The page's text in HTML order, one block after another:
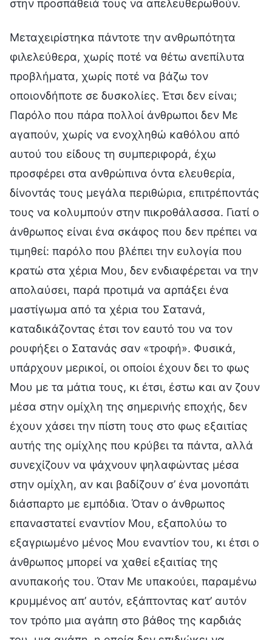
στην προσπάθειά τους να απελευθερωθούν.
Μεταχειρίστηκα πάντοτε την ανθρωπότητα
φιλελεύθερα, χωρίς ποτέ να θέτω ανεπίλυτα
προβλήματα, χωρίς ποτέ να βάζω τον
οποιονδήποτε σε δυσκολίες. Έτσι δεν είναι;
Παρόλο που πάρα πολλοί άνθρωποι δεν Με
αγαπούν, χωρίς να ενοχληθώ καθόλου από
αυτού του είδους τη συμπεριφορά, έχω
προσφέρει στα ανθρώπινα όντα ελευθερία,
δίνοντάς τους μεγάλα περιθώρια, επιτρέποντάς
τους να κολυμπούν στην πικροθάλασσα. Γιατί ο
άνθρωπος είναι ένα σκάφος που δεν πρέπει να
τιμηθεί: παρόλο που βλέπει την ευλογία που
κρατώ στα χέρια Μου, δεν ενδιαφέρεται να την
απολαύσει, παρά προτιμά να αρπάξει ένα
μαστίγωμα από τα χέρια του Σατανά,
καταδικάζοντας έτσι τον εαυτό του να τον
ρουφήξει ο Σατανάς σαν «τροφή». Φυσικά,
υπάρχουν μερικοί, οι οποίοι έχουν δει το φως
Μου με τα μάτια τους, κι έτσι, έστω και αν ζουν
μέσα στην ομίχλη της σημερινής εποχής, δεν
έχουν χάσει την πίστη τους στο φως εξαιτίας
αυτής της ομίχλης που κρύβει τα πάντα, αλλά
συνεχίζουν να ψάχνουν ψηλαφώντας μέσα
στην ομίχλη, αν και βαδίζουν σ’ ένα μονοπάτι
διάσπαρτο με εμπόδια. Όταν ο άνθρωπος
επαναστατεί εναντίον Μου, εξαπολύω το
εξαγριωμένο μένος Μου εναντίον του, κι έτσι ο
άνθρωπος μπορεί να χαθεί εξαιτίας της
ανυπακοής του. Όταν Με υπακούει, παραμένω
κρυμμένος απ’ αυτόν, εξάπτοντας κατ’ αυτόν
τον τρόπο μια αγάπη στο βάθος της καρδιάς